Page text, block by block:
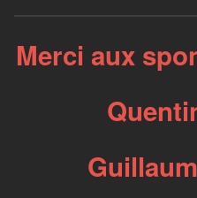
Merci aux